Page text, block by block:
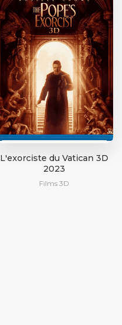
L'exorciste du Vatican 3D
2023
Films 3D